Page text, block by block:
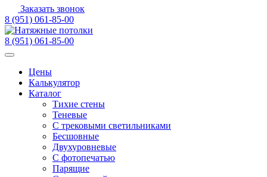
Заказать звонок
8 (951) 061-85-00
8 (951) 061-85-00
Цены
Калькулятор
Каталог
Тихие стены
Теневые
С трековыми светильниками
Бесшовные
Двухуровневые
С фотопечатью
Парящие